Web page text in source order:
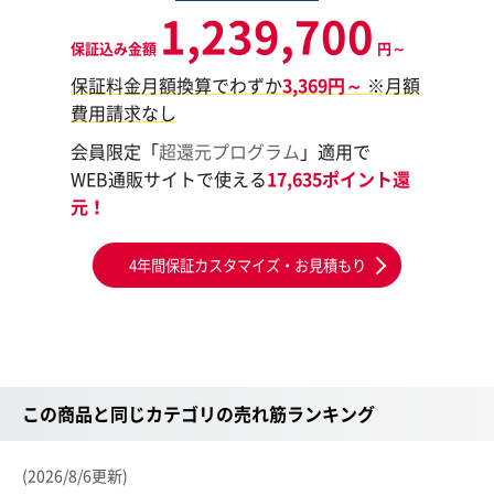
保証込み金額 1,239,700 円～
保証料金月額換算でわずか3,369円～ ※月額
費用請求なし
会員限定「超還元プログラム 」適用で
WEB通販サイトで使える17,635ポイント還
元！
4年間保証カスタマイズ・お見積もり
この商品と同じカテゴリの売れ筋ランキング
(2026/8/6更新)